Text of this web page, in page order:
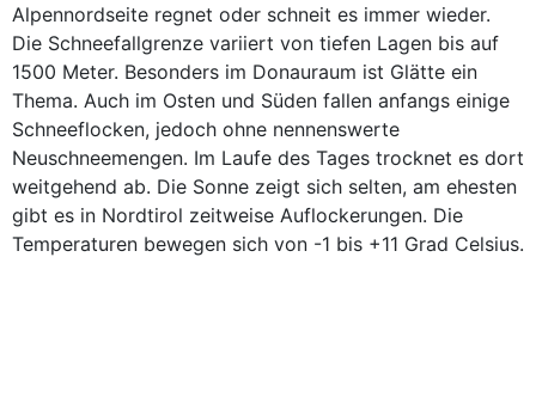
Alpennordseite regnet oder schneit es immer wieder.
Die Schneefallgrenze variiert von tiefen Lagen bis auf
1500 Meter. Besonders im Donauraum ist Glätte ein
Thema. Auch im Osten und Süden fallen anfangs einige
Schneeflocken, jedoch ohne nennenswerte
Neuschneemengen. Im Laufe des Tages trocknet es dort
weitgehend ab. Die Sonne zeigt sich selten, am ehesten
gibt es in Nordtirol zeitweise Auflockerungen. Die
Temperaturen bewegen sich von -1 bis +11 Grad Celsius.